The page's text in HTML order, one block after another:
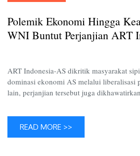
Polemik Ekonomi Hingga
WNI Buntut Perjanjian ART
ART Indonesia-AS dikritik masyarakat
dominasi ekonomi AS melalui liberalisasi
lain, perjanjian tersebut juga
READ MORE >>